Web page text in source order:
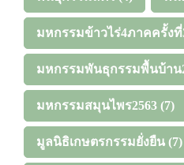
มหกรรมข้าวไร่4ภาคครั้งที่
มหกรรมพันธุกรรมพื้นบ้าน
มหกรรมสมุนไพร2563 (7)
มูลนิธิเกษตรกรรมยั่งยืน (7)